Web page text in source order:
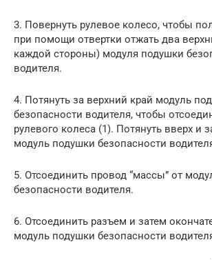
3. Повернуть рулевое колесо, чтобы
при помощи отвертки отжать два
каждой стороны) модуля подушки
водителя.
4. Потянуть за верхний край модуль
безопасности водителя, чтобы
рулевого колеса (1). Потянуть вверх и
модуль подушки безопасности
5. Отсоединить провод “массы” от
безопасности водителя.
6. Отсоединить разъем и затем
модуль подушки безопасности